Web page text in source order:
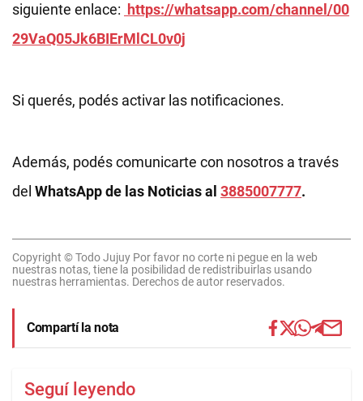
siguiente enlace: https://whatsapp.com/channel/00
29VaQ05Jk6BIErMlCL0v0j
Si querés, podés activar las notificaciones.
Además, podés comunicarte con nosotros a través
del WhatsApp de las Noticias al 3885007777.
Copyright © Todo Jujuy Por favor no corte ni pegue en la web
nuestras notas, tiene la posibilidad de redistribuirlas usando
nuestras herramientas. Derechos de autor reservados.
Compartí la nota
Seguí leyendo